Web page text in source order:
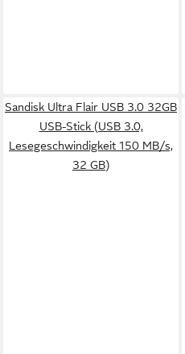
Sandisk Ultra Flair USB 3.0 32GB
USB-Stick (USB 3.0,
Lesegeschwindigkeit 150 MB/s,
32 GB)